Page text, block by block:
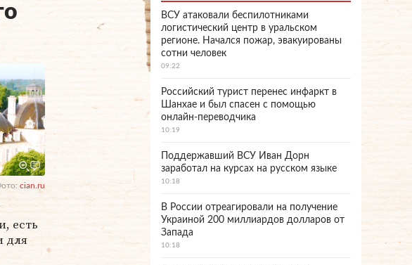
cian.ru
есть
для
ВСУ атаковали беспилотниками
логистический центр в уральском
регионе. Начался пожар, эвакуированы
сотни человек
09:22
Российский турист перенес инфаркт в
Шанхае и был спасен с помощью
онлайн-переводчика
10:19
Поддержавший ВСУ Иван Дорн
заработал на курсах на русском языке
10:18
В России отреагировали на получение
Украиной 200 миллиардов долларов от
Запада
10:18